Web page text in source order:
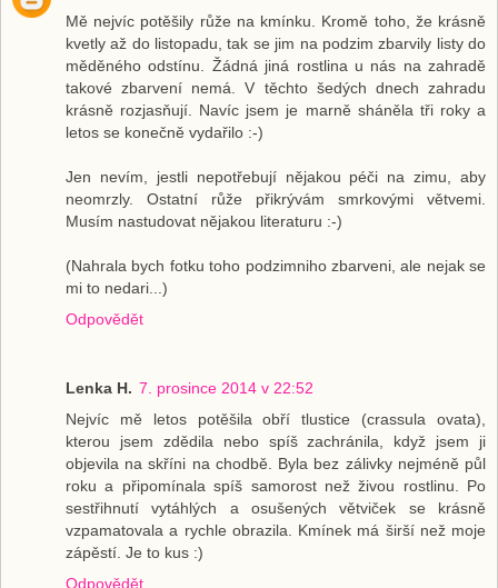
Mě nejvíc potěšily růže na kmínku. Kromě toho, že krásně
kvetly až do listopadu, tak se jim na podzim zbarvily listy do
měděného odstínu. Žádná jiná rostlina u nás na zahradě
takové zbarvení nemá. V těchto šedých dnech zahradu
krásně rozjasňují. Navíc jsem je marně sháněla tři roky a
letos se konečně vydařilo :-)
Jen nevím, jestli nepotřebují nějakou péči na zimu, aby
neomrzly. Ostatní růže přikrývám smrkovými větvemi.
Musím nastudovat nějakou literaturu :-)
(Nahrala bych fotku toho podzimniho zbarveni, ale nejak se
mi to nedari...)
Odpovědět
Lenka H. 7. prosince 2014 v 22:52
Nejvíc mě letos potěšila obří tlustice (crassula ovata),
kterou jsem zdědila nebo spíš zachránila, když jsem ji
objevila na skříni na chodbě. Byla bez zálivky nejméně půl
roku a připomínala spíš samorost než živou rostlinu. Po
sestřihnutí vytáhlých a osušených větviček se krásně
vzpamatovala a rychle obrazila. Kmínek má širší než moje
zápěstí. Je to kus :)
Odpovědět